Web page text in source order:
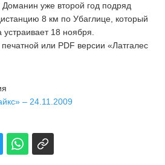
уже второй год подряд
8 км по Убаглице, который
18 ноября.
или PDF версии «Латгалес
– 24.11.2009